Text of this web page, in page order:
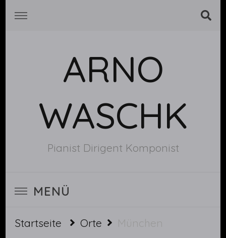
ARNO
WASCHK
Pianist Dirigent Komponist
MENÜ
Startseite Orte München